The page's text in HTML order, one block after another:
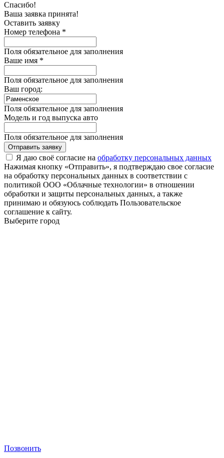
Спасибо!
Ваша заявка принята!
Оставить заявку
Номер телефона *
Поля обязательное для заполнения
Ваше имя *
Поля обязательное для заполнения
Ваш город:
Поля обязательное для заполнения
Модель и год выпуска авто
Поля обязательное для заполнения
Отправить заявку
Я даю своё согласие на обработку персональных данных
Нажимая кнопку «Отправить», я подтверждаю свое согласие
на обработку персональных данных в соответствии с
политикой ООО «Облачные технологии» в отношении
обработки и защиты персональных данных, а также
принимаю и обязуюсь соблюдать Пользовательское
соглашение к сайту.
Выберите город
Позвонить